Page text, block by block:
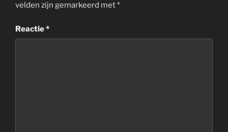
velden zijn gemarkeerd met*
Reactie*